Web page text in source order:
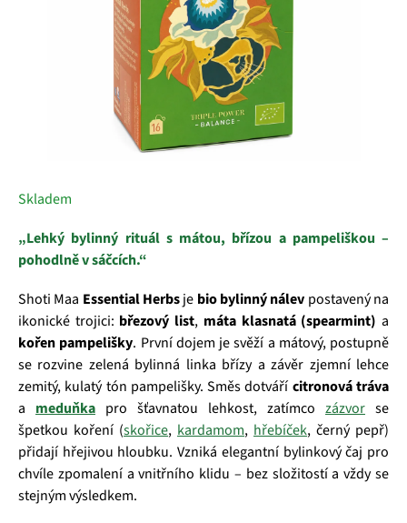
Skladem
„Lehký bylinný rituál s mátou, břízou a pampeliškou –
pohodlně v sáčcích.“
Shoti Maa Essential Herbsje bio bylinný nálev postavený na
ikonické trojici: březový list, máta klasnatá (spearmint) a
kořen pampelišky. První dojem je svěží a mátový, postupně
se rozvine zelená bylinná linka břízy a závěr zjemní lehce
zemitý, kulatý tón pampelišky. Směs dotváří citronová tráva
a meduňka pro šťavnatou lehkost, zatímco zázvor se
špetkou koření (skořice, kardamom, hřebíček, černý pepř)
přidají hřejivou hloubku. Vzniká elegantní bylinkový čaj pro
chvíle zpomalení a vnitřního klidu – bez složitostí a vždy se
stejným výsledkem.